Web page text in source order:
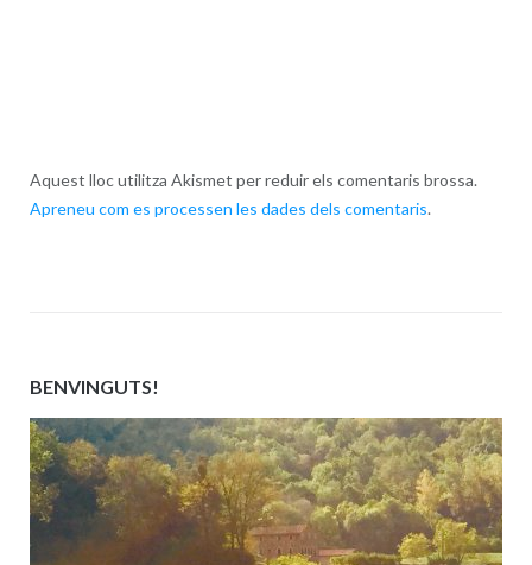
Aquest lloc utilitza Akismet per reduir els comentaris brossa.
Apreneu com es processen les dades dels comentaris.
BENVINGUTS!